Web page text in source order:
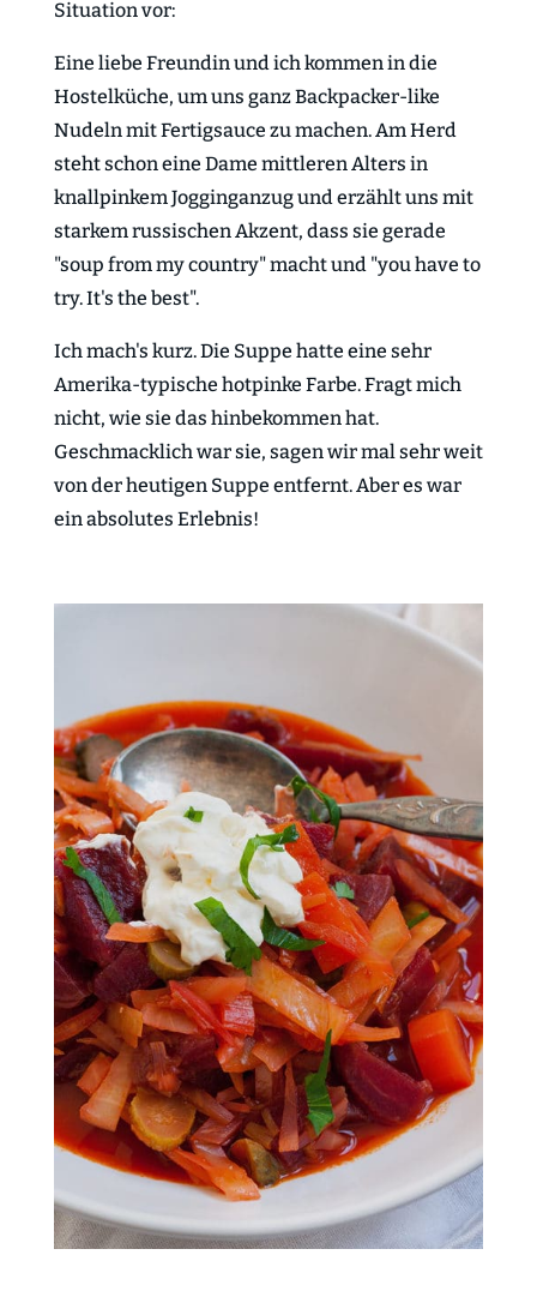
Situation vor:
Eine liebe Freundin und ich kommen in die
Hostelküche, um uns ganz Backpacker-like
Nudeln mit Fertigsauce zu machen. Am Herd
steht schon eine Dame mittleren Alters in
knallpinkem Jogginganzug und erzählt uns mit
starkem russischen Akzent, dass sie gerade
"soup from my country" macht und "you have to
try. It's the best".
Ich mach's kurz. Die Suppe hatte eine sehr
Amerika-typische hotpinke Farbe. Fragt mich
nicht, wie sie das hinbekommen hat.
Geschmacklich war sie, sagen wir mal sehr weit
von der heutigen Suppe entfernt. Aber es war
ein absolutes Erlebnis!